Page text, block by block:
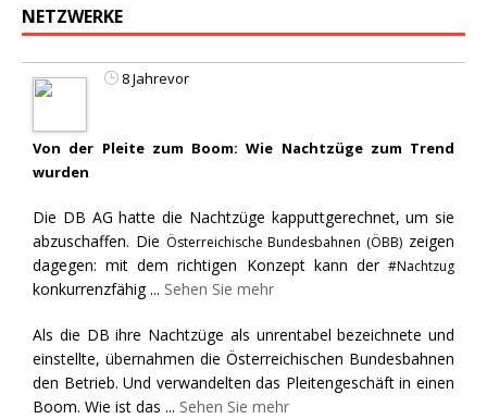
NETZWERKE
8 Jahrevor
Von der Pleite zum Boom: Wie Nachtzüge zum Trend
wurden
Die DB AG hatte die Nachtzüge kapputtgerechnet, um sie
abzuschaffen. Die Österreichische Bundesbahnen (ÖBB) zeigen
dagegen: mit dem richtigen Konzept kann der #Nachtzug
konkurrenzfähig ... Sehen Sie mehr
Als die DB ihre Nachtzüge als unrentabel bezeichnete und
einstellte, übernahmen die Österreichischen Bundesbahnen
den Betrieb. Und verwandelten das Pleitengeschäft in einen
Boom. Wie ist das ... Sehen Sie mehr